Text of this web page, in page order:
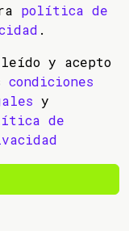
política de
.
leído y acepto
condiciones
y
de